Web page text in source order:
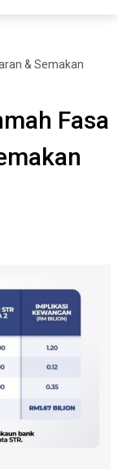
& Semakan
Fasa